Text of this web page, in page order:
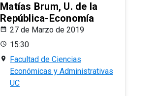
Matías Brum, U. de la
República-Economía
27 de Marzo de 2019
15:30
Facultad de Ciencias
Económicas y Administrativas
UC